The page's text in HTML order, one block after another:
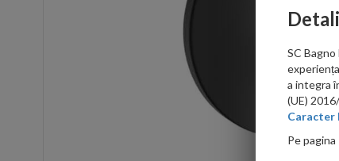
SC
a integra
(UE)
Caracter
Pe pagina